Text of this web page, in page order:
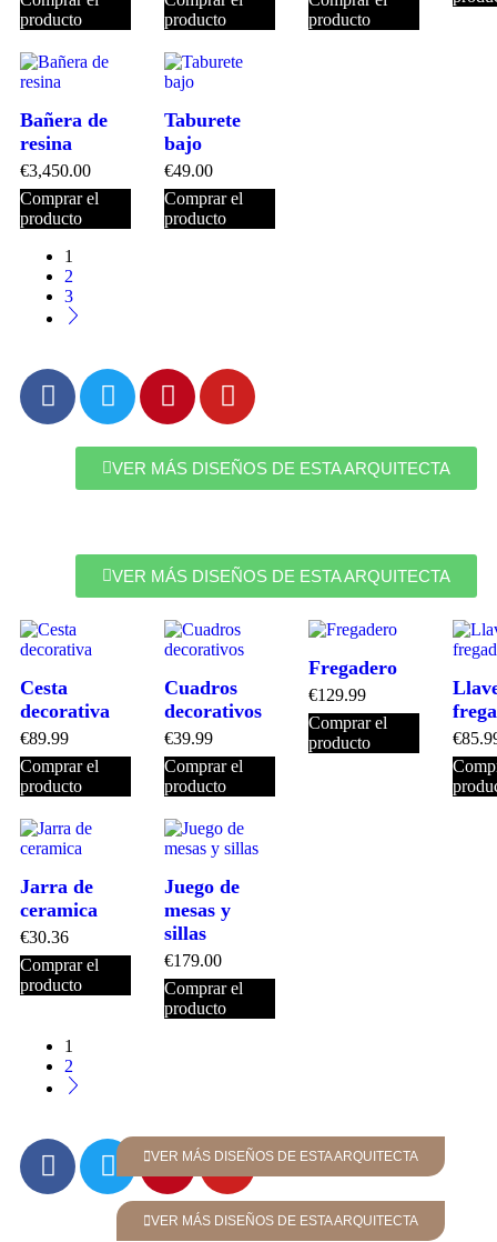
producto
producto
producto
Bañera de
resina
€3,450.00
Comprar el
producto
Taburete
bajo
€49.00
Comprar el
producto
1
2
3
VER MÁS DISEÑOS DE ESTA ARQUITECTA
VER MÁS DISEÑOS DE ESTA ARQUITECTA
Cesta
decorativa
€89.99
Comprar el
producto
Cuadros
decorativos
€39.99
Comprar el
producto
Fregadero
€129.99
Comprar el
producto
€
Jarra de
ceramica
€30.36
Comprar el
producto
Juego de
mesas y
sillas
€179.00
Comprar el
producto
1
2
VER MÁS DISEÑOS DE ESTA ARQUITECTA
VER MÁS DISEÑOS DE ESTA ARQUITECTA